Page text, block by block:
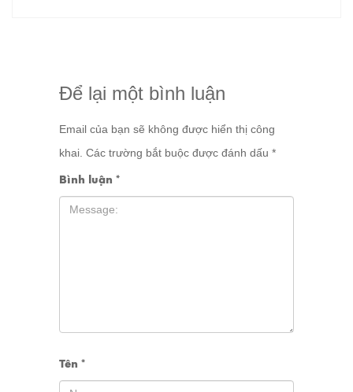
Để lại một bình luận
Email của bạn sẽ không được hiển thị công
khai. Các trường bắt buộc được đánh dấu *
Bình luận *
Tên *